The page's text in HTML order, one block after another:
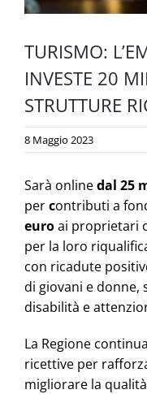
TURISMO:
INVESTE 20
STRUTTURE
8 Maggio 2023
Sarà onlinedal 25
percontributi a
euroai proprietari
per la loro
con ricadute
di giovani e donne,
disabilità e
La Regione
ricettive per
migliorare la